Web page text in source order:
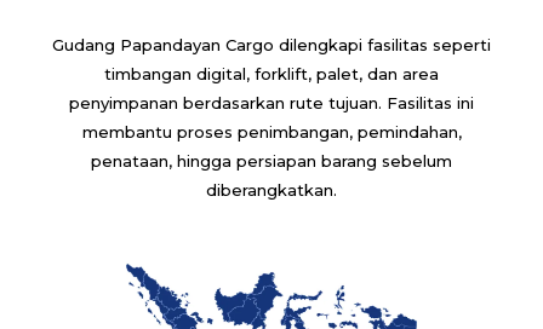
Gudang Papandayan Cargo dilengkapi fasilitas seperti
timbangan digital, forklift, palet, dan area
penyimpanan berdasarkan rute tujuan. Fasilitas ini
membantu proses penimbangan, pemindahan,
penataan, hingga persiapan barang sebelum
diberangkatkan.